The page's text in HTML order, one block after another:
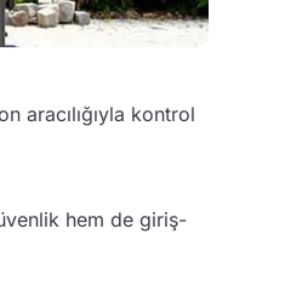
aracılığıyla kontrol
hem de giriş-